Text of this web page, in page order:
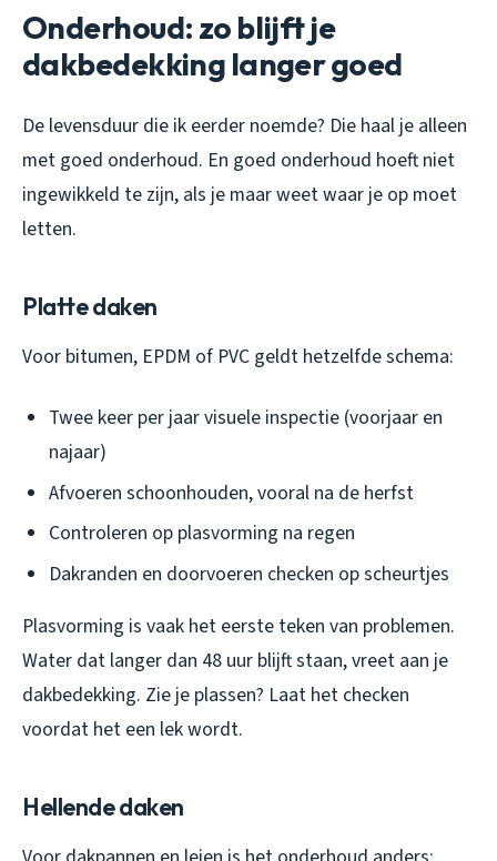
Onderhoud: zo blijft je
dakbedekking langer goed
De levensduur die ik eerder noemde? Die haal je alleen
met goed onderhoud. En goed onderhoud hoeft niet
ingewikkeld te zijn, als je maar weet waar je op moet
letten.
Platte daken
Voor bitumen, EPDM of PVC geldt hetzelfde schema:
Twee keer per jaar visuele inspectie (voorjaar en
najaar)
Afvoeren schoonhouden, vooral na de herfst
Controleren op plasvorming na regen
Dakranden en doorvoeren checken op scheurtjes
Plasvorming is vaak het eerste teken van problemen.
Water dat langer dan 48 uur blijft staan, vreet aan je
dakbedekking. Zie je plassen? Laat het checken
voordat het een lek wordt.
Hellende daken